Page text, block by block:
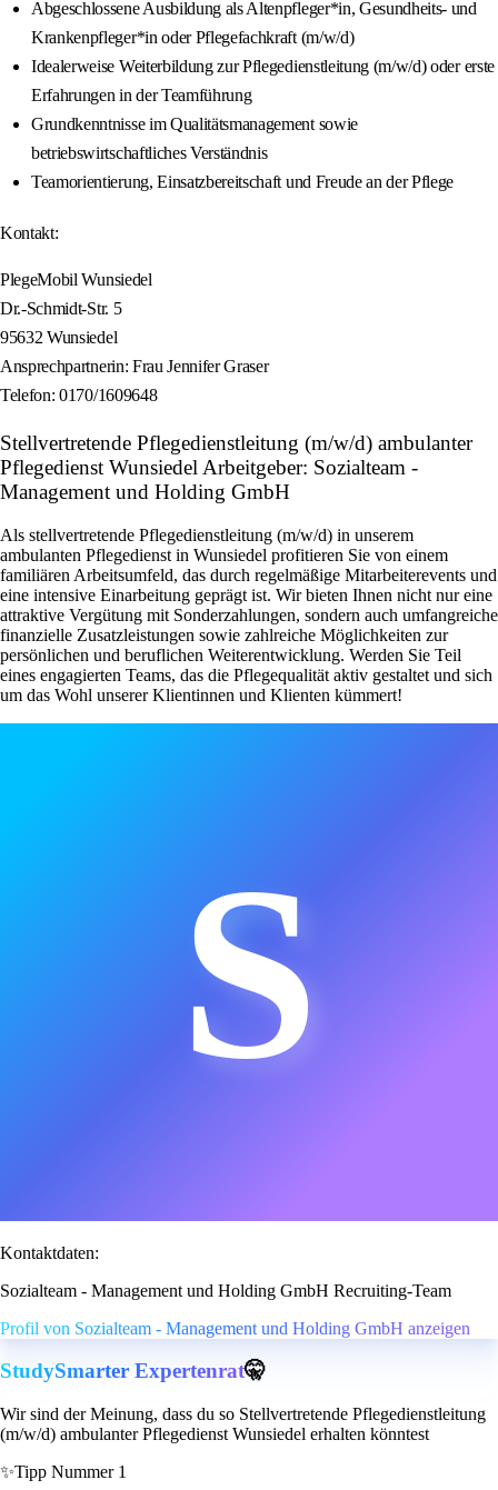
Abgeschlossene Ausbildung als Altenpfleger*in, Gesundheits- und
Krankenpfleger*in oder Pflegefachkraft (m/w/d)
Idealerweise Weiterbildung zur Pflegedienstleitung (m/w/d) oder erste
Erfahrungen in der Teamführung
Grundkenntnisse im Qualitätsmanagement sowie
betriebswirtschaftliches Verständnis
Teamorientierung, Einsatzbereitschaft und Freude an der Pflege
Kontakt:
PlegeMobil Wunsiedel
Dr.-Schmidt-Str. 5
95632 Wunsiedel
Ansprechpartnerin: Frau Jennifer Graser
Telefon: 0170/1609648
Stellvertretende Pflegedienstleitung (m/w/d) ambulanter
Pflegedienst Wunsiedel Arbeitgeber: Sozialteam -
Management und Holding GmbH
Als stellvertretende Pflegedienstleitung (m/w/d) in unserem
ambulanten Pflegedienst in Wunsiedel profitieren Sie von einem
familiären Arbeitsumfeld, das durch regelmäßige Mitarbeiterevents und
eine intensive Einarbeitung geprägt ist. Wir bieten Ihnen nicht nur eine
attraktive Vergütung mit Sonderzahlungen, sondern auch umfangreiche
finanzielle Zusatzleistungen sowie zahlreiche Möglichkeiten zur
persönlichen und beruflichen Weiterentwicklung. Werden Sie Teil
eines engagierten Teams, das die Pflegequalität aktiv gestaltet und sich
um das Wohl unserer Klientinnen und Klienten kümmert!
S
Kontaktdaten:
Sozialteam - Management und Holding GmbH Recruiting-Team
Profil von Sozialteam - Management und Holding GmbH anzeigen
StudySmarter Expertenrat🤫
Wir sind der Meinung, dass du so Stellvertretende Pflegedienstleitung
(m/w/d) ambulanter Pflegedienst Wunsiedel erhalten könntest
✨Tipp Nummer 1